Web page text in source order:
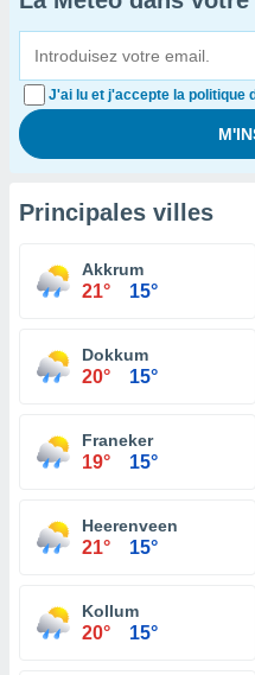
J'ai lu et j'accepte la politique
Principales villes
Akkrum
21° 15°
Dokkum
20° 15°
Franeker
19° 15°
Heerenveen
21° 15°
Kollum
20° 15°